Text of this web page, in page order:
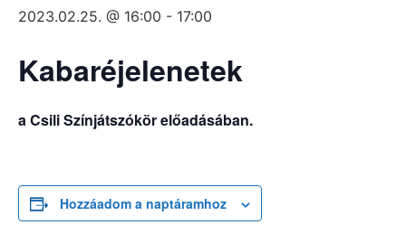
2023.02.25. @ 16:00 - 17:00
Kabaréjelenetek
a Csili Színjátszókör előadásában.
Hozzáadom a naptáramhoz